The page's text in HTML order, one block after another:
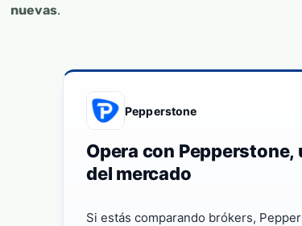
nuevas.
Pepperstone
Opera con
del mercado
Si estás comparando brókers,